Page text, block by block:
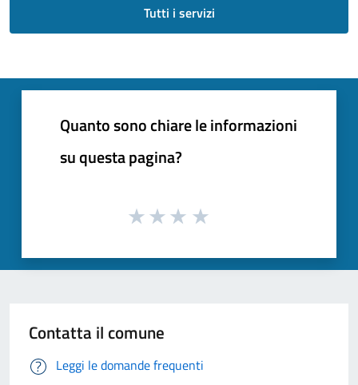
Tutti i servizi
Quanto sono chiare le informazioni
su questa pagina?
Contatta il comune
Leggi le domande frequenti